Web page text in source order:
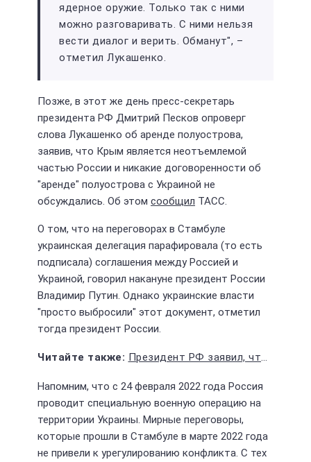
ядерное оружие. Только так с ними
можно разговаривать. С ними нельзя
вести диалог и верить. Обманут", –
отметил Лукашенко.
Позже, в этот же день пресс-секретарь
президента РФ Дмитрий Песков опроверг
слова Лукашенко об аренде полуострова,
заявив, что Крым является неотъемлемой
частью России и никакие договоренности об
"аренде" полуострова с Украиной не
обсуждались. Об этом сообщил ТАСС.
О том, что на переговорах в Стамбуле
украинская делегация парафировала (то есть
подписала) соглашения между Россией и
Украиной, говорил накануне президент России
Владимир Путин. Однако украинские власти
"просто выбросили" этот документ, отметил
тогда президент России.
Президент РФ заявил, что дополнительная мобилизация сегодня не нужна
Напомним, что с 24 февраля 2022 года Россия
проводит специальную военную операцию на
территории Украины. Мирные переговоры,
которые прошли в Стамбуле в марте 2022 года
не привели к урегулированию конфликта. С тех